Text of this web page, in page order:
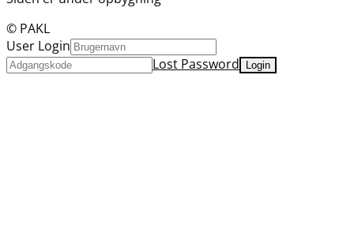
© PAKL
User Login
Lost Password